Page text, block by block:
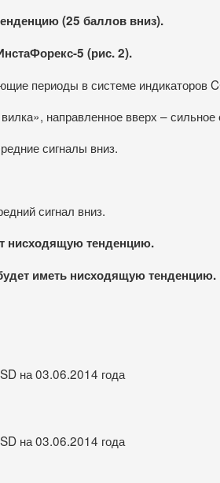
(25 баллов вниз).
5 (рис. 2).
периоды в системе индикаторов
направленное вверх – сильное
сигналы вниз.
сигнал вниз.
нисходящую тенденцию.
иметь нисходящую тенденцию.